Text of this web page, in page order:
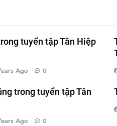
tuyển tập Tân Hiệp
Ago 0
trong tuyển tập Tân
Ago 0